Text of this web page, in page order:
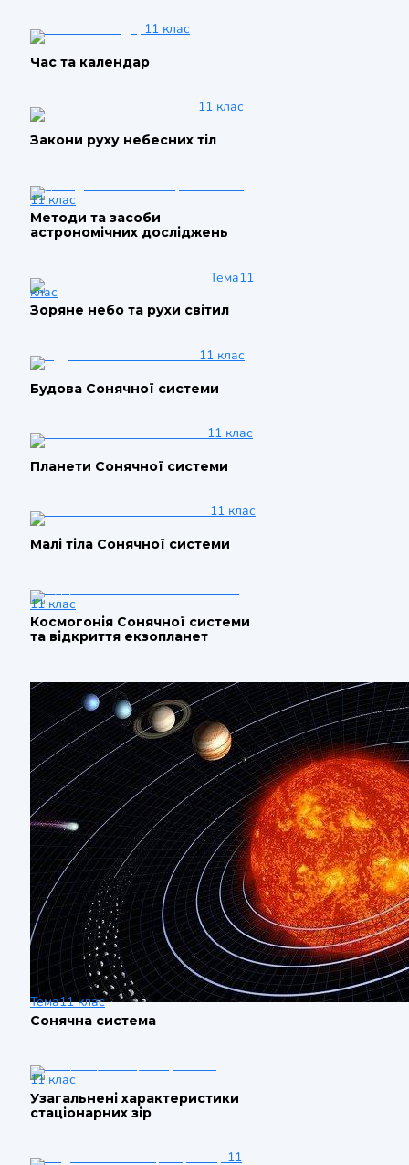
11 клас
Час та календар
11 клас
Закони руху небесних тіл
11 клас
Методи та засоби
астрономічних досліджень
Тема11
клас
Зоряне небо та рухи світил
11 клас
Будова Сонячної системи
11 клас
Планети Сонячної системи
11 клас
Малі тіла Сонячної системи
11 клас
Космогонія Сонячної системи
та відкриття екзопланет
Тема11 клас
Сонячна система
11 клас
Узагальнені характеристики
стаціонарних зір
11